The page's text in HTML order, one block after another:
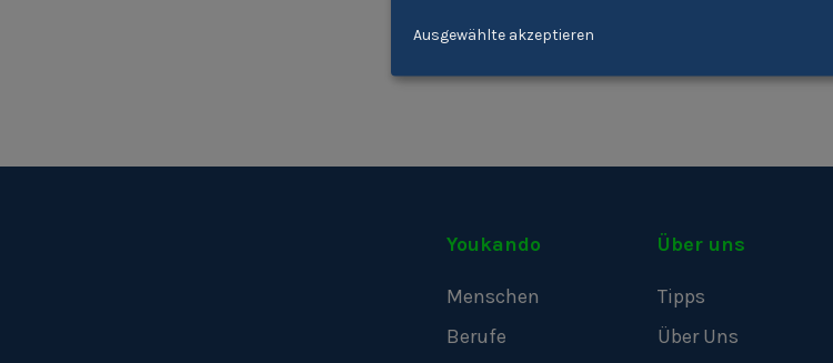
Youkando
Menschen
Berufe
Über uns
Tipps
Über Uns
Ausgewählte akzeptieren